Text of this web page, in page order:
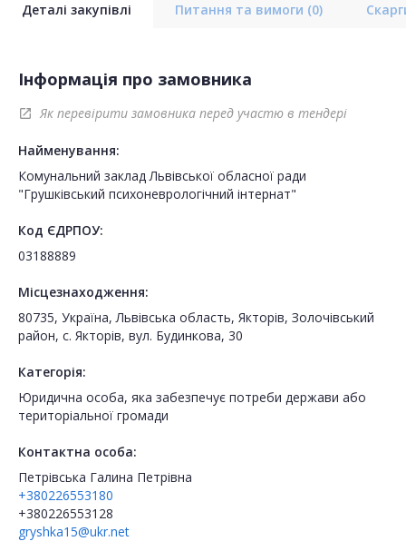
Деталі закупівлі Питання та вимоги (0)
Інформація про замовника
open_in_new Як перевірити замовника перед участю в тендері
Найменування:
Комунальний заклад Львівської обласної ради
"Грушківський психоневрологічний інтернат"
Код ЄДРПОУ:
03188889
Місцезнаходження:
80735, Україна, Львівська область, Якторів, Золочівський
район, с. Якторів, вул. Будинкова, 30
Категорія:
Юридична особа, яка забезпечує потреби держави або
територіальної громади
Контактна особа:
Петрівська Галина Петрівна
+380226553180
+380226553128
gryshka15@ukr.net